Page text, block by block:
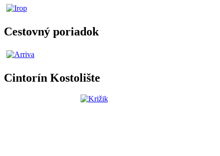
Cestovný poriadok
Cintorín Kostolište